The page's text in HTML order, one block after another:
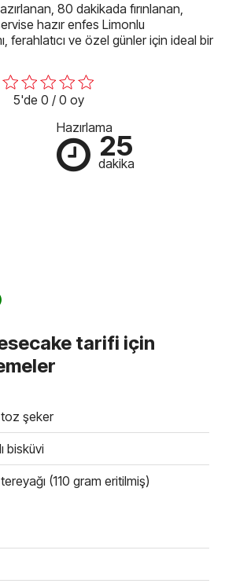
80 dakikada fırınlanan,
hazır enfes Limonlu
ferahlatıcı ve özel günler için ideal bir
5'de 0 / 0 oy
Hazırlama
25
dakika
tarifi için
toz şeker
bisküvi
(110 gram eritilmiş)